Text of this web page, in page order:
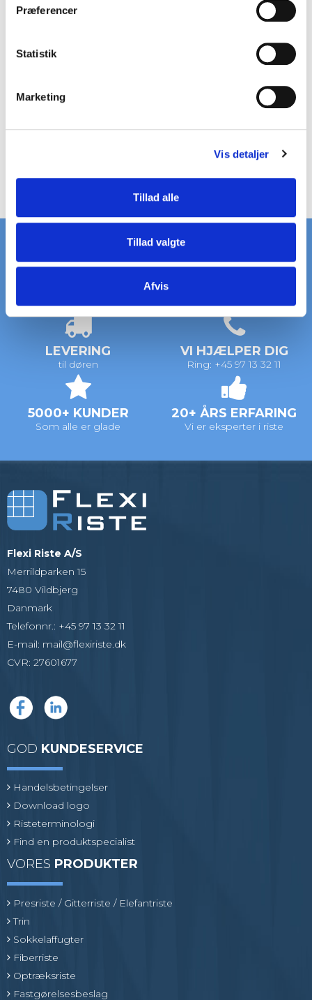
Præferencer
Statistik
Marketing
Vis detaljer
Tillad alle
Tillad valgte
Afvis
LEVERING
til døren
VI HJÆLPER DIG
Ring: +45 97 13 32 11
5000+ KUNDER
Som alle er glade
20+ ÅRS ERFARING
Vi er eksperter i riste
Flexi Riste A/S
Merrildparken 15
7480 Vildbjerg
Danmark
Telefonnr. : +45 97 13 32 11
E-mail: mail@flexiriste.dk
CVR: 27601677
GOD KUNDESERVICE
Handelsbetingelser
Download logo
Risteterminologi
Find en produktspecialist
VORES PRODUKTER
Presriste / Gitterriste / Elefantriste
Trin
Sokkelaffugter
Fiberriste
Optræksriste
Fastgørelsesbeslag